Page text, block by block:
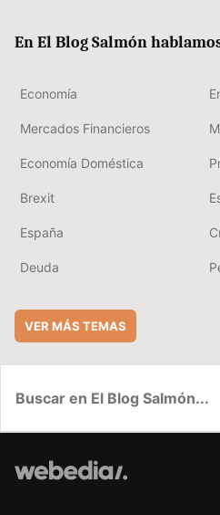
En El Blog Salmón
Economía
Mercados Financieros
Economía Doméstica
Brexit
España
Deuda
VER MÁS TEMAS